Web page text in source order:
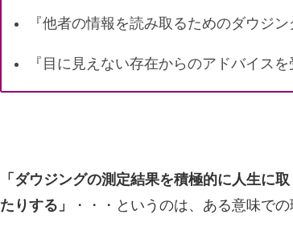
『他者の情報を読み取るためのダウジ
『目に見えない存在からのアドバイス
「ダウジングの測定結果を積極的に人生に
たりする」
・・・というのは、ある意味で